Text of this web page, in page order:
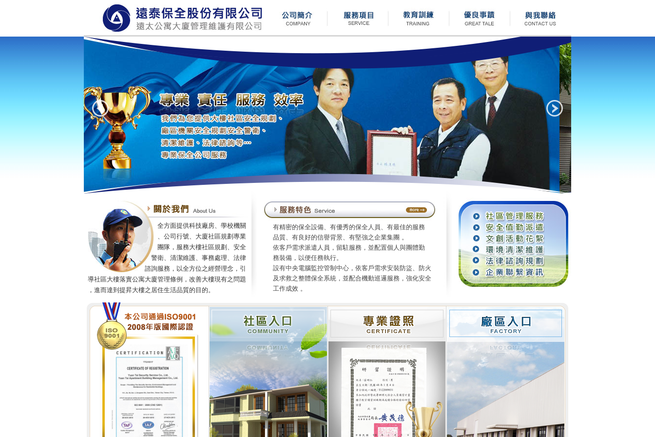
全方面提供科技廠房、學校機關
、公司行號、大廈社區規劃專業
團隊，服務大樓社區規劃、安全
警衛、清潔維護、事務處理、法律
諮詢服務，以全方位之經營理念，引
導社區大樓落實公寓大廈管理條例，改善大樓現有之問題
，進而達到提昇大樓之居住生活品質的目的。
有精密的保全設備、有優秀的保全人員、有最佳的服務
品質、有良好的信譽背景、有堅強之企業集團 。
依客戶需求派遣人員，留駐服務，並配置個人與團體勤
務裝備，以便任務執行。
設有中央電腦監控管制中心，依客戶需求安裝防盜、防火
及求救之整體保全系統，並配合機動巡邏服務，強化安全
工作成效 。